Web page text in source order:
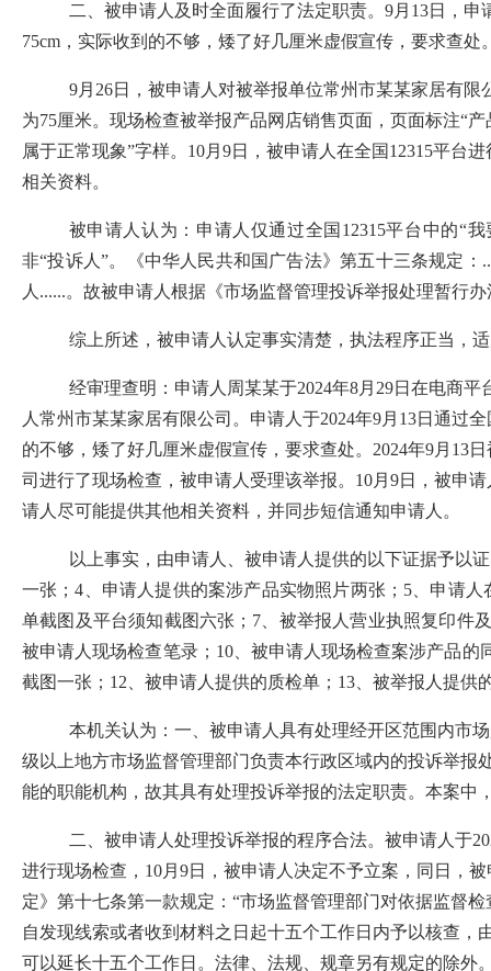
二、被申请人及时全面履行了法定职责。 9月 13日，申
75cm， 实际收到的不够 ， 矮了好几厘米虚假宣传， 要求查处
9月 26日，被申请人对被举报单位常州市某某家居有限
为75厘米。 现场检查被举报产品网店销售页面， 页面标注“产
属于正常现象”字样。 10月 9日，被申请人在全国 12315平台进
相关资料。
被申请人认为： 申请人仅通过全国 12315平台 中的“我
非“投诉人”。《中华人民共和国广告法》第五十三条规定：
人 ......。故被申请人根据 《市场监督管理投诉举报处理暂行
综上所述，被申请人 认定事实清楚，执法程序正当，
经审理查明： 申请人周某某于2024年8月 29日在电商平
人常州市某某家居有限公司 。 申请人于2024年9月 13日通过全
的不够 ， 矮了好几厘米虚假宣传， 要求查处。 2024年9月 13日
司进行了现场检查 ，被申请人受理该举报。 10月 9日，被申
请人尽可能提供其他相关资料，并同步短信通知申请人。
以上事实，由申请人 被申请人 提供的以下证据予以
一张；4 、申请人提供的案涉产品实物照片两张； 5 、申请人
单截图及平台须知截图六张； 7
被举报人营业执照复印件
被申请人现场检查笔录； 10、被申请人现场检查案涉产品的
截图一张； 12 、被申请人提供的质检单； 13 被举报人提供
本机关认为：一、 被申请人具有处理经开区范围内市
级以上地方市场监督管理部门负责本行政区域内的投诉举报
能的职能机构，故其具有处理投诉举报的法定职责。本案中
二、 被申请人处理投诉举报的程序合法。 被申请人于
进行现场检查， 10月 9日，被申请人决定不予立案， 同日，
定》第十七条第一款规定： “市场监督管理部门对依据监督
自发现线索或者收到材料之日起十五个工作日内予以核查
可以延长十五个工作日。法律、法规、规章另有规定的除外